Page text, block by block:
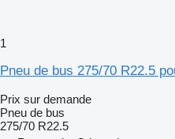
1
Pneu de bus 275/70 R22.5
Prix sur demande
Pneu de bus
275/70 R22.5